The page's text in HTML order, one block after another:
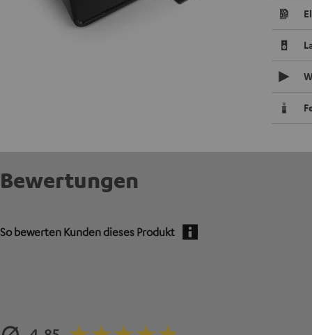
Bewertungen
So bewerten Kunden dieses Produkt